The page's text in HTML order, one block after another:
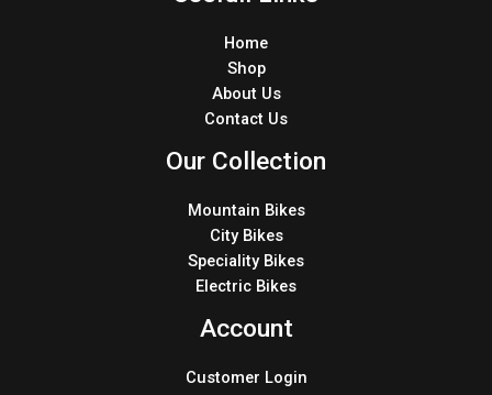
Home
Shop
About Us
Contact Us
Our Collection
Mountain Bikes
City Bikes
Speciality Bikes
Electric Bikes
Account
Customer Login